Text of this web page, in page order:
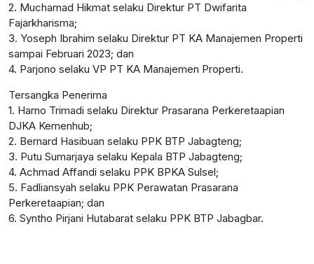
2. Muchamad Hikmat selaku Direktur PT Dwifarita
Fajarkharisma;
3. Yoseph Ibrahim selaku Direktur PT KA Manajemen Properti
sampai Februari 2023; dan
4. Parjono selaku VP PT KA Manajemen Properti.
Tersangka Penerima
1. Harno Trimadi selaku Direktur Prasarana Perkeretaapian
DJKA Kemenhub;
2. Bernard Hasibuan selaku PPK BTP Jabagteng;
3. Putu Sumarjaya selaku Kepala BTP Jabagteng;
4. Achmad Affandi selaku PPK BPKA Sulsel;
5. Fadliansyah selaku PPK Perawatan Prasarana
Perkeretaapian; dan
6. Syntho Pirjani Hutabarat selaku PPK BTP Jabagbar.